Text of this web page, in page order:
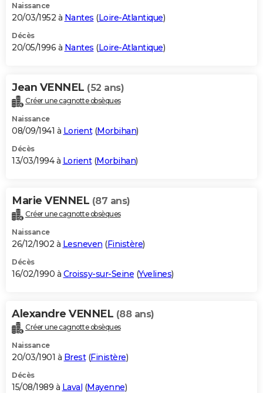
Naissance
20/03/1952 à Nantes (Loire-Atlantique)
Décès
20/05/1996 à Nantes (Loire-Atlantique)
Jean VENNEL (52 ans)
Créer une cagnotte obsèques
Naissance
08/09/1941 à Lorient(Morbihan)
Décès
13/03/1994 à Lorient(Morbihan)
Marie VENNEL (87 ans)
Créer une cagnotte obsèques
Naissance
26/12/1902 à Lesneven (Finistère)
Décès
16/02/1990 à Croissy-sur-Seine (Yvelines)
Alexandre VENNEL (88 ans)
Créer une cagnotte obsèques
Naissance
20/03/1901 à Brest(Finistère)
Décès
15/08/1989 à Laval (Mayenne)